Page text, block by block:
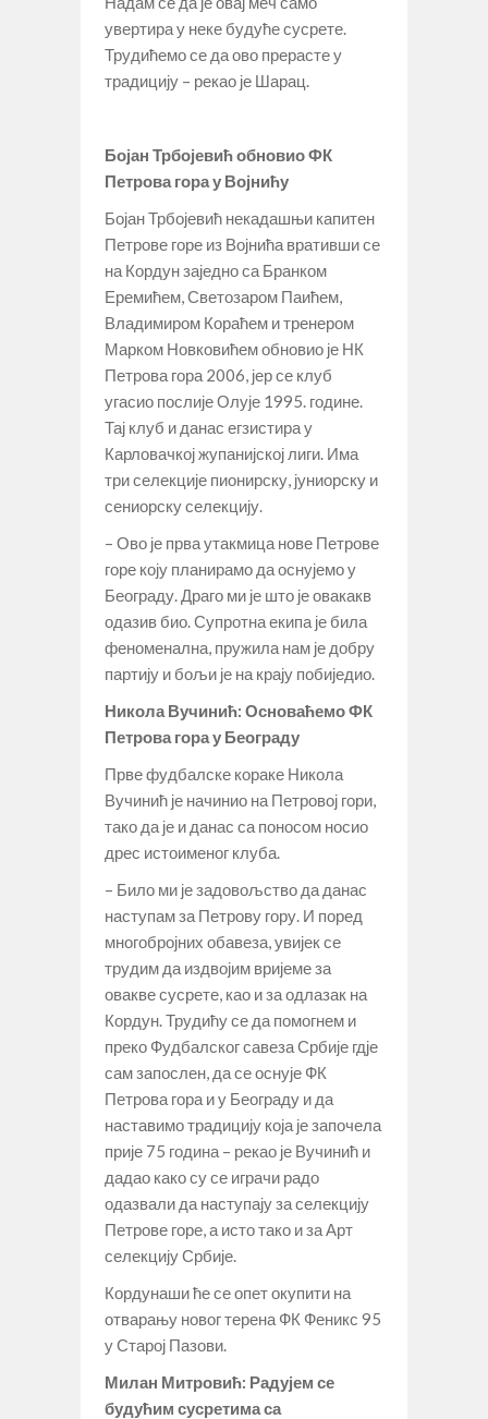
увертира у неке будуће сусрете.
Трудићемо се да ово прерасте у
традицију – рекао је Шарац.
Бојан Трбојевић обновио ФК
Петрова гора у Војнићу
Бојан Трбојевић некадашњи капитен
Петрове горе из Војнића вративши се
на Кордун заједно са Бранком
Еремићем, Светозаром Паићем,
Владимиром Кораћем и тренером
Марком Новковићем обновио је НК
Петрова гора 2006, јер се клуб
угасио послије Олује 1995. године.
Тај клуб и данас егзистира у
Карловачкој жупанијској лиги. Има
три селекције пионирску, јуниорску и
сениорску селекцију.
– Ово је прва утакмица нове Петрове
горе коју планирамо да оснујемо у
Београду. Драго ми је што је овакакв
одазив био. Супротна екипа је била
феноменална, пружила нам је добру
партију и бољи је на крају побиједио.
Никола Вучинић: Основаћемо ФК
Петрова гора у Београду
Прве фудбалске кораке Никола
Вучинић је начинио на Петровој гори,
тако да је и данас са поносом носио
дрес истоименог клуба.
– Било ми је задовољство да данас
наступам за Петрову гору. И поред
многобројних обавеза, увијек се
трудим да издвојим вријеме за
овакве сусрете, као и за одлазак на
Кордун. Трудићу се да помогнем и
преко Фудбалског савеза Србије гдје
сам запослен, да се оснује ФК
Петрова гора и у Београду и да
наставимо традицију која је започела
прије 75 година – рекао је Вучинић и
дадао како су се играчи радо
одазвали да наступају за селекцију
Петрове горе, а исто тако и за Арт
селекцију Србије.
Кордунаши ће се опет окупити на
отварању новог терена ФК Феникс 95
у Старој Пазови.
Милан Митровић: Радујем се
будућим сусретима са